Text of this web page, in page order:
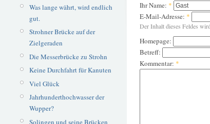
Was lange währt, wird endlich
gut.
Strohner Brücke auf der
Zielgeraden
Die Messerbrücke zu Strohn
Keine Durchfahrt für Kanuten
Viel Glück
Jahrhunderthochwasser der
Wupper?
Solingen und seine Brücken
Ihr Name: *
E-Mail-Adresse: *
Der Inhalt dieses Feldes
Homepage:
Betreff:
Kommentar: *